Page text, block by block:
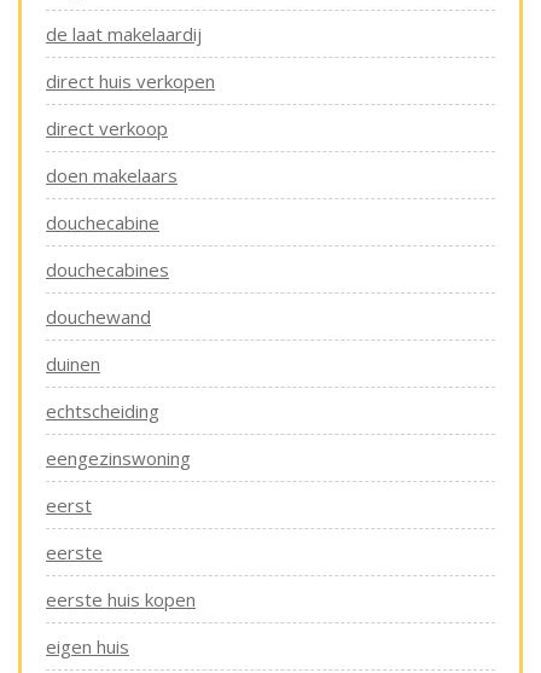
de laat makelaardij
direct huis verkopen
direct verkoop
doen makelaars
douchecabine
douchecabines
douchewand
duinen
echtscheiding
eengezinswoning
eerst
eerste
eerste huis kopen
eigen huis